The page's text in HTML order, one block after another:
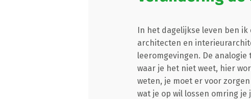
In het dagelijkse leven ben
architecten en
leeromgevingen. De
waar je het niet weet, hier
weten, je moet er voor
wat je op wil lossen omring